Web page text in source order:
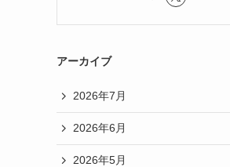
アーカイブ
2026年7月
2026年6月
2026年5月